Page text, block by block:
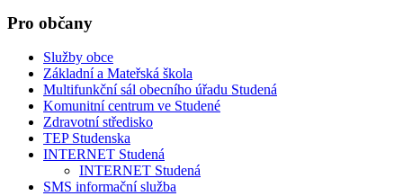
Pro občany
Služby obce
Základní a Mateřská škola
Multifunkční sál obecního úřadu Studená
Komunitní centrum ve Studené
Zdravotní středisko
TEP Studenska
INTERNET Studená
INTERNET Studená
SMS informační služba